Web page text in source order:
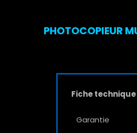
PHOTOCOPIEUR
Fiche technique
Garantie